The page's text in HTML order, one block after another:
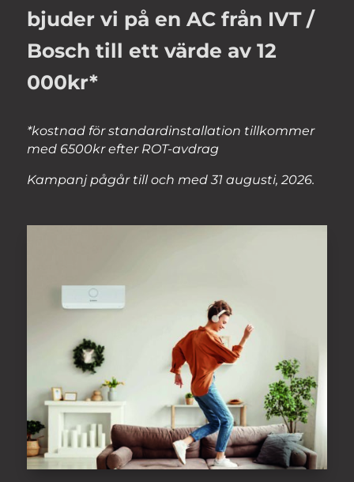
bjuder vi på en AC från IVT /
Bosch till ett värde av 12
000kr*
*kostnad för standardinstallation tillkommer
med 6500kr efter ROT-avdrag
Kampanj pågår till och med 31 augusti, 2026.